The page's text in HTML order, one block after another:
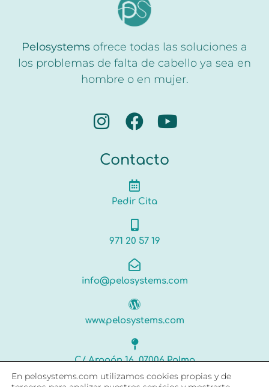
Pelosystems ofrece todas las soluciones a
los problemas de falta de cabello ya sea en
hombre o en mujer.
Contacto
Pedir Cita
971 20 57 19
info@pelosystems.com
www.pelosystems.com
C/ Aragón 16, 07006 Palma
Islas Baleares
En pelosystems.com utilizamos cookies propias y de